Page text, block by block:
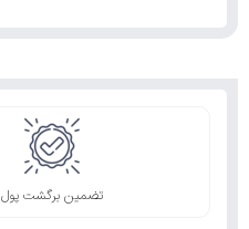
تضمین برگشت پول